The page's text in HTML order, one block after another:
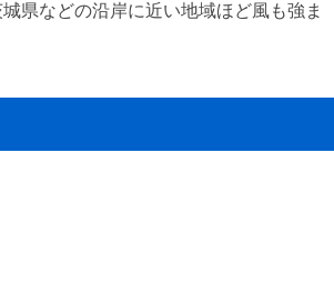
県などの沿岸に近い地域ほど風も強ま